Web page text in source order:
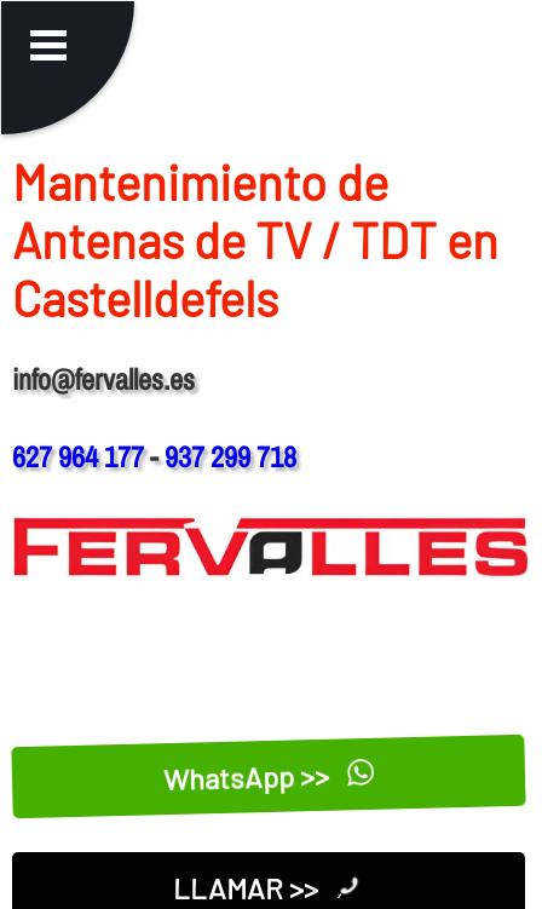
Mantenimiento de
Antenas de TV / TDT en
Castelldefels
info@fervalles.es
627 964 177-937 299 718
WhatsApp >>
LLAMAR >>